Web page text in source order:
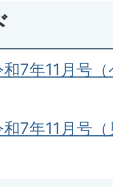
7年11月号
7年11月号